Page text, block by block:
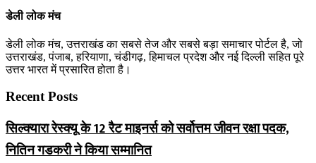
डेली लोक मंच
डेली लोक मंच, उत्तराखंड का सबसे तेज और सबसे बड़ा समाचार पोर्टल है, जो
उत्तराखंड, पंजाब, हरियाणा, चंडीगढ़, हिमाचल प्रदेश और नई दिल्ली सहित पूरे
उत्तर भारत में प्रसारित होता है।
Recent Posts
सिल्क्यारा रेस्क्यू के 12 रैट माइनर्स को सर्वोत्तम जीवन रक्षा पदक,
नितिन गडकरी ने किया सम्मानित